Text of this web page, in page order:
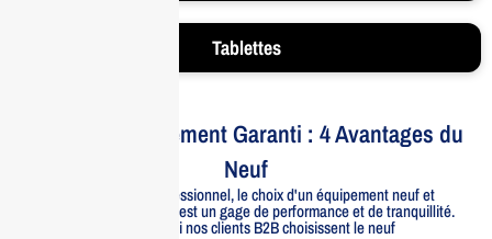
Tablettes
Votre Investissement Garanti : 4 Avantages du
Neuf
Pour un usage professionnel, le choix d'un équipement neuf et
officiellement distribué est un gage de performance et de tranquillité.
Voici pourquoi nos clients B2B choisissent le neuf